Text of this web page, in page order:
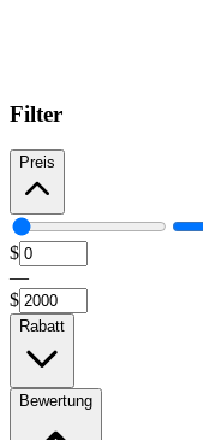
Filter
Preis
$
—
$
Rabatt
Bewertung